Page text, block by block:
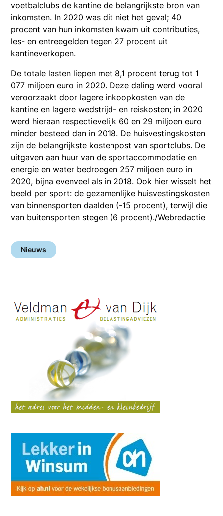
voetbalclubs de kantine de belangrijkste bron van
inkomsten. In 2020 was dit niet het geval; 40
procent van hun inkomsten kwam uit contributies,
les- en entreegelden tegen 27 procent uit
kantineverkopen.
De totale lasten liepen met 8,1 procent terug tot 1
077 miljoen euro in 2020. Deze daling werd vooral
veroorzaakt door lagere inkoopkosten van de
kantine en lagere wedstrijd- en reiskosten; in 2020
werd hieraan respectievelijk 60 en 29 miljoen euro
minder besteed dan in 2018. De huisvestingskosten
zijn de belangrijkste kostenpost van sportclubs. De
uitgaven aan huur van de sportaccommodatie en
energie en water bedroegen 257 miljoen euro in
2020, bijna evenveel als in 2018. Ook hier wisselt het
beeld per sport: de gezamenlijke huisvestingskosten
van binnensporten daalden (-15 procent), terwijl die
van buitensporten stegen (6 procent)./Webredactie
Nieuws